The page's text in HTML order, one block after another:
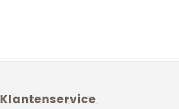
Klantenservice